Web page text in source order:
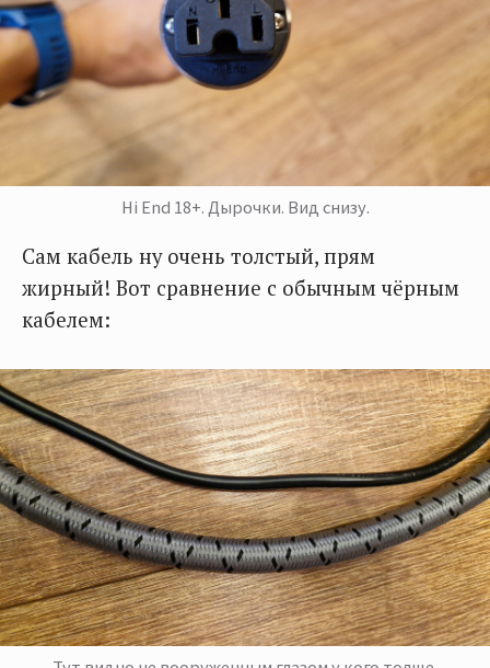
Hi End 18+. Дырочки. Вид снизу.
Сам кабель ну очень толстый, прям
жирный! Вот сравнение с обычным чёрным
кабелем: